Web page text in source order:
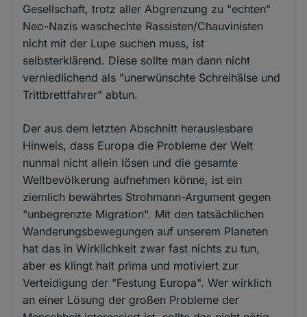
Gesellschaft, trotz aller Abgrenzung zu "echten"
Neo-Nazis waschechte Rassisten/Chauvinisten
nicht mit der Lupe suchen muss, ist
selbsterklärend. Diese sollte man dann nicht
verniedlichend als "unerwünschte Schreihälse und
Trittbrettfahrer" abtun.
Der aus dem letzten Abschnitt herauslesbare
Hinweis, dass Europa die Probleme der Welt
nunmal nicht allein lösen und die gesamte
Weltbevölkerung aufnehmen könne, ist ein
ziemlich bewährtes Strohmann-Argument gegen
"unbegrenzte Migration". Mit den tatsächlichen
Wanderungsbewegungen auf unserem Planeten
hat das in Wirklichkeit zwar fast nichts zu tun,
aber es klingt halt prima und motiviert zur
Verteidigung der "Festung Europa". Wer wirklich
an einer Lösung der großen Probleme der